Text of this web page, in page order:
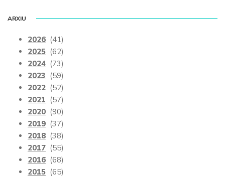
ARXIU
2026 (41)
2025 (62)
2024 (73)
2023 (59)
2022 (52)
2021 (57)
2020 (90)
2019 (37)
2018 (38)
2017 (55)
2016 (68)
2015 (65)